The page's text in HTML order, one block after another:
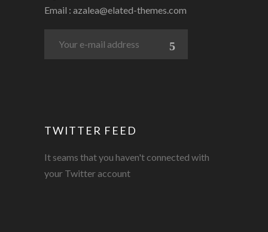
Email : azalea@elated-themes.com
TWITTER FEED
It seams that you haven't connected with
your Twitter account